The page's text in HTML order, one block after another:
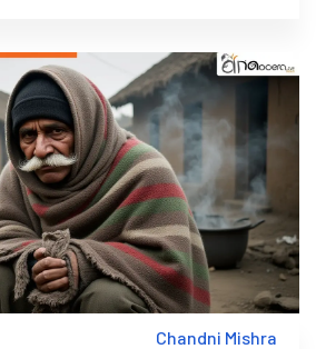
Chandni Mishra